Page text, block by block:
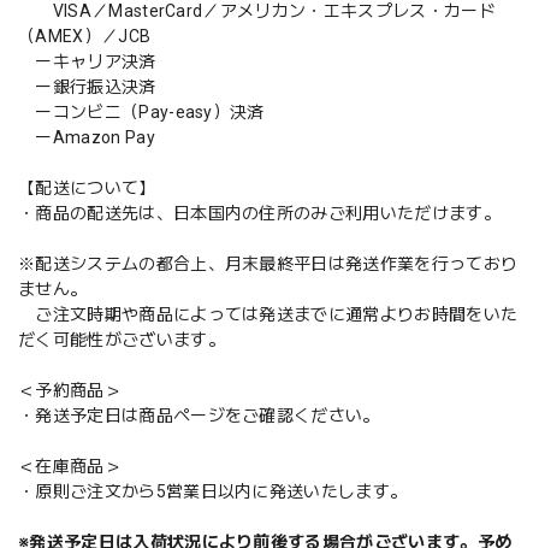
VISA／MasterCard／アメリカン・エキスプレス・カード
（AMEX）／JCB
ーキャリア決済
ー銀行振込決済
ーコンビニ（Pay-easy）決済
ーAmazon Pay
【配送について】
・商品の配送先は、日本国内の住所のみご利用いただけます。
※配送システムの都合上、月末最終平日は発送作業を行っており
ません。
ご注文時期や商品によっては発送までに通常よりお時間をいた
だく可能性がございます。
＜予約商品＞
・発送予定日は商品ページをご確認ください。
＜在庫商品＞
・原則ご注文から5営業日以内に発送いたします。
※発送予定日は入荷状況により前後する場合がございます。予め